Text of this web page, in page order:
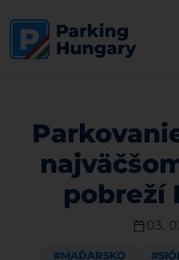
pobreží
03.
#MAĎARSKO